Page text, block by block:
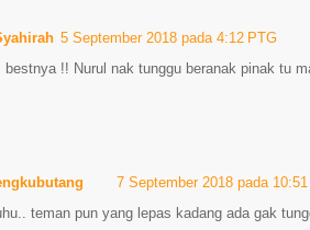
5 September 2018 pada 4:12 PTG
bestnya !! Nurul nak tunggu beranak pinak tu
7 September 2018 pada
teman pun yang lepas kadang ada gak